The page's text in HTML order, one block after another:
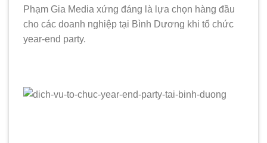
Phạm Gia Media xứng đáng là lựa chọn hàng đầu
cho các doanh nghiệp tại Bình Dương khi tổ chức
year-end party.